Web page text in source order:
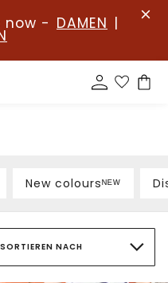
now - DAMEN |
New coloursᴺᴱᵂ
SORTIEREN NACH